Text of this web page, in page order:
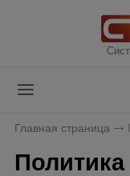
Главная страница
Политика